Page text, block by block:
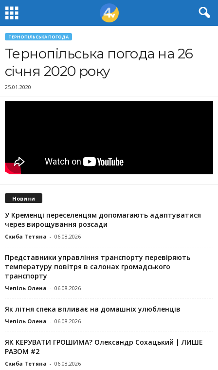
ТЕРНОПІЛЬСЬКА ПОГОДА
Тернопільська погода на 26
січня 2020 року
25.01.2020
Новини
У Кременці переселенцям допомагають адаптуватися
через вирощування розсади
Скиба Тетяна - 06.08.2026
Представники управління транспорту перевіряють
температуру повітря в салонах громадського
транспорту
Чепіль Олена - 06.08.2026
Як літня спека впливає на домашніх улюбленців
Чепіль Олена - 06.08.2026
ЯК КЕРУВАТИ ГРОШИМА? Олександр Сохацький | ЛИШЕ
РАЗОМ #2
Скиба Тетяна - 06.08.2026